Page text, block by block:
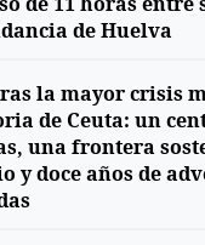
de Huelva
la mayor crisis
de Ceuta: un
una frontera
y doce años de